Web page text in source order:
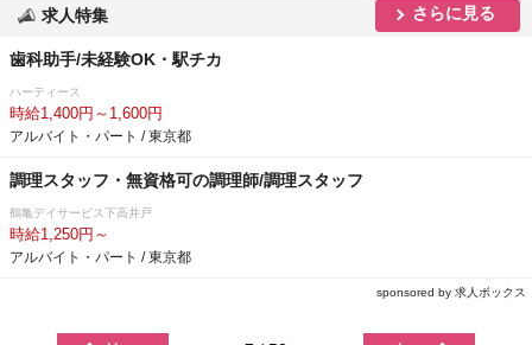
求人特集 さらに見る
歯科助手/未経験OK・駅チカ
ハーティース
時給1,400円～1,600円
アルバイト・パート / 東京都
調理スタッフ・無資格可の調理師/調理スタッフ
鶴亀デイサービス下高井戸
時給1,250円～
アルバイト・パート / 東京都
sponsored by 求人ボックス